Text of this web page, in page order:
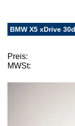
BMW X5 xDrive
Preis:
MWSt: